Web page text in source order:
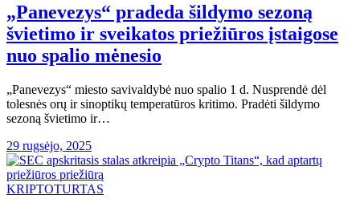
„Panevezys“ pradeda šildymo sezoną
švietimo ir sveikatos priežiūros įstaigose
nuo spalio mėnesio
„Panevezys“ miesto savivaldybė nuo spalio 1 d. Nusprendė dėl
tolesnės orų ir sinoptikų temperatūros kritimo. Pradėti šildymo
sezoną švietimo ir…
29 rugsėjo, 2025
KRIPTOTURTAS